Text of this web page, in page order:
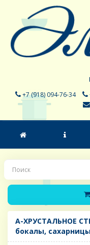
+7 (918) 094-76-34
A-ХРУСТАЛЬНОЕ
бокалы,